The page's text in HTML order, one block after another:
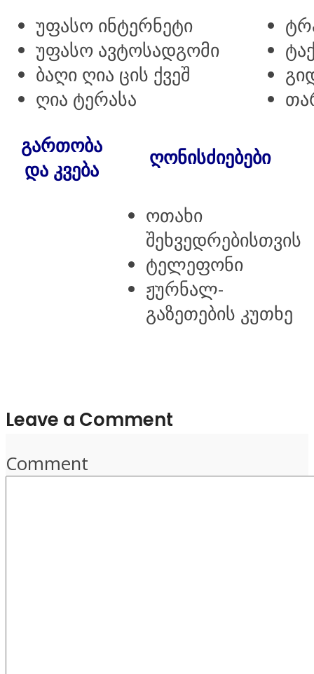
უფასო ინტერნეტი
უფასო ავტოსადგომი
ბაღი ღია ცის ქვეშ
ღია ტერასა
გართობა
და კვება
ღონისძიებები
ოთახი
შეხვედრებისთვის
ტელეფონი
ჟურნალ-
გაზეთების კუთხე
Leave a Comment
Comment